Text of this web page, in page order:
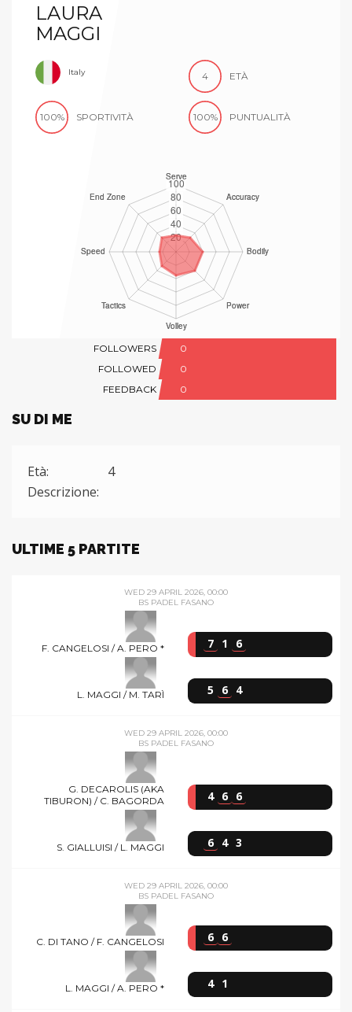
LAURA
MAGGI
Italy 4 ETÀ
100% SPORTIVITÀ 100% PUNTUALITÀ
FOLLOWERS
0
FOLLOWED
0
FEEDBACK
0
SU DI ME
Età:
4
Descrizione:
ULTIME 5 PARTITE
WED 29 APRIL 2026, 00:00
BS PADEL FASANO
F. CANGELOSI / A. PERO * 7 1 6
L. MAGGI / M. TARÌ 5 6 4
WED 29 APRIL 2026, 00:00
BS PADEL FASANO
G. DECAROLIS (AKA
TIBURON) / C. BAGORDA
4 6 6
S. GIALLUISI / L. MAGGI 6 4 3
WED 29 APRIL 2026, 00:00
BS PADEL FASANO
C. DI TANO / F. CANGELOSI 6 6
L. MAGGI / A. PERO * 4 1